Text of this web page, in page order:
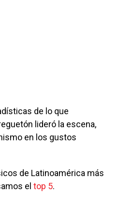
de lo que
lideró la escena,
en los gustos
de Latinoamérica más
el top 5.